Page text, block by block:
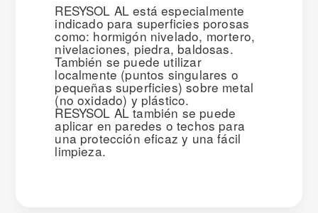
RESYSOL AL está especialmente
indicado para superficies porosas
como: hormigón nivelado, mortero,
nivelaciones, piedra, baldosas.
También se puede utilizar
localmente (puntos singulares o
pequeñas superficies) sobre metal
(no oxidado) y plástico.
RESYSOL AL también se puede
aplicar en paredes o techos para
una protección eficaz y una fácil
limpieza.